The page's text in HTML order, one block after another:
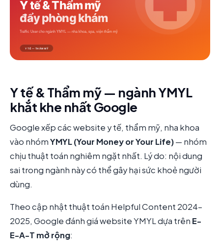
Y tế & Thẩm mỹ — ngành YMYL
khắt khe nhất Google
Google xếp các website y tế, thẩm mỹ, nha khoa
vào nhómYMYL (Your Money or Your Life)— nhóm
chịu thuật toán nghiêm ngặt nhất. Lý do: nội dung
sai trong ngành này có thể gây hại sức khoẻ người
dùng.
Theo cập nhật thuật toán Helpful Content 2024-
2025, Google đánh giá website YMYL dựa trên E-
E-A-T mở rộng: